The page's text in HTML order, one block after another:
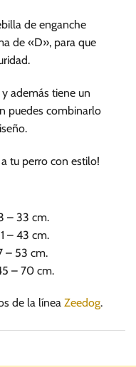
de enganche
de «D», para que
además tiene un
puedes combinarlo
tu perro con estilo!
– 33 cm.
– 43 cm.
– 53 cm.
– 70 cm.
de la línea Zeedog.